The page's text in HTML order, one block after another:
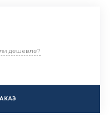
дешевле?